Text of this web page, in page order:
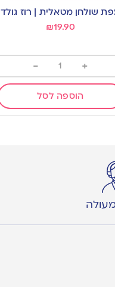
שולחן מטאלית | רוז גולד
₪19.90
+
-
הוספה לסל